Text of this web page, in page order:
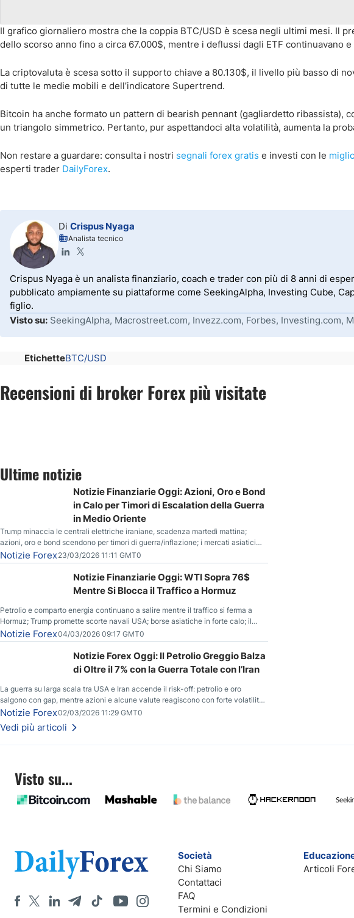
Il grafico giornaliero mostra che la coppia BTC/USD è scesa negli ultimi mesi. Il
dello scorso anno fino a circa 67.000$, mentre i deflussi dagli ETF continuavano
La criptovaluta è scesa sotto il supporto chiave a 80.130$, il livello più basso di
di tutte le medie mobili e dell’indicatore Supertrend.
Bitcoin ha anche formato un pattern di bearish pennant (gagliardetto ribassista),
un triangolo simmetrico. Pertanto, pur aspettandoci alta volatilità, aumenta la
Non restare a guardare: consulta i nostri segnali forex gratis e investi con le
esperti trader DailyForex.
Di Crispus Nyaga
Analista tecnico
Crispus Nyaga è un analista finanziario, coach e trader con più di 8 anni di
pubblicato ampiamente su piattaforme come SeekingAlpha, Investing Cube,
figlio.
Visto su: SeekingAlpha, Macrostreet.com, Invezz.com, Forbes, Investing.com,
EtichetteBTC/USD
Recensioni di broker Forex più visitate
Ultime notizie
Notizie Finanziarie Oggi: Azioni, Oro e Bond
in Calo per Timori di Escalation della Guerra
in Medio Oriente
Trump minaccia le centrali elettriche iraniane, scadenza martedì mattina;
azioni, oro e bond scendono per timori di guerra/inflazione; i mercati asiatici
entrano in correzione; il petrolio greggio resta stabile.
Notizie Forex23/03/2026 11:11 GMT0
Notizie Finanziarie Oggi: WTI Sopra 76$
Mentre Si Blocca il Traffico a Hormuz
Petrolio e comparto energia continuano a salire mentre il traffico si ferma a
Hormuz; Trump promette scorte navali USA; borse asiatiche in forte calo; il
rialzo del gas naturale mette pressione all’euro.
Notizie Forex04/03/2026 09:17 GMT0
Notizie Forex Oggi: Il Petrolio Greggio Balza
di Oltre il 7% con la Guerra Totale con l’Iran
La guerra su larga scala tra USA e Iran accende il risk-off: petrolio e oro
salgono con gap, mentre azioni e alcune valute reagiscono con forte volatilità
e nuovi livelli da monitorare.
Notizie Forex02/03/2026 11:29 GMT0
Vedi più articoli
Visto su...
Società
Chi Siamo
Contattaci
FAQ
Termini e Condizioni
Articoli